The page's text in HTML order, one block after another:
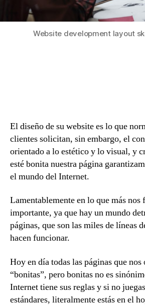
Website development layout
El diseño de su website es lo que
clientes solicitan, sin embargo, el
orientado a lo estético y lo visual, y
esté bonita nuestra página
el mundo del Internet.
Lamentablemente en lo que más nos
importante, ya que hay un mundo
páginas, que son las miles de líneas
hacen funcionar.
Hoy en día todas las páginas que nos
“bonitas”, pero bonitas no es
Internet tiene sus reglas y si no
estándares, literalmente estás en el